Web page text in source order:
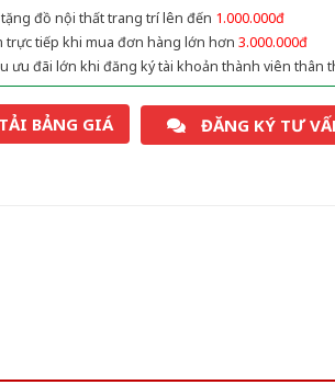
đồ nội thất trang trí lên đến 1.000.000đ
trực tiếp khi mua đơn hàng lớn hơn 3.000.000đ
ưu đãi lớn khi đăng ký tài khoản thành viên thân
TẢI BẢNG GIÁ ĐĂNG KÝ TƯ